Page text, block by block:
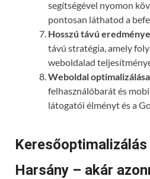
segítségével nyomon
pontosan láthatod a
Hosszú távú
távú stratégia, amely
weboldalad
Weboldal optimalizálása
felhasználóbarát és
látogatói élményt és a
Keresőoptimalizálás
Harsány – akár